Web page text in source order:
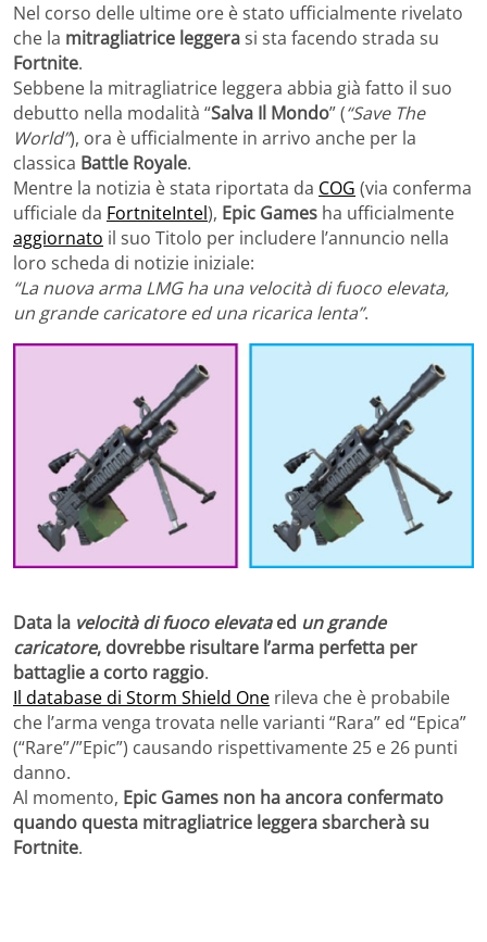
Nel corso delle ultime ore è stato ufficialmente rivelato
che la mitragliatrice leggerasi sta facendo strada su
Fortnite.
Sebbene la mitragliatrice leggera abbia già fatto il suo
debutto nella modalità “Salva Il Mondo” (“Save The
World”), ora è ufficialmente in arrivo anche per la
classica Battle Royale.
Mentre la notizia è stata riportata da COG (via conferma
ufficiale da FortniteIntel), Epic Games ha ufficialmente
aggiornato il suo Titolo per includere l’annuncio nella
loro scheda di notizie iniziale:
“La nuova arma LMG ha una velocità di fuoco elevata,
un grande caricatore ed una ricarica lenta”.
Data la velocità di fuoco elevataed un grande
caricatore, dovrebbe risultare l’arma perfetta per
battaglie a corto raggio.
Il database di Storm Shield One rileva che è probabile
che l’arma venga trovata nelle varianti “Rara” ed “Epica”
(“Rare”/”Epic”) causando rispettivamente 25 e 26 punti
danno.
Al momento, Epic Games non ha ancora confermato
quando questa mitragliatrice leggera sbarcherà su
Fortnite.